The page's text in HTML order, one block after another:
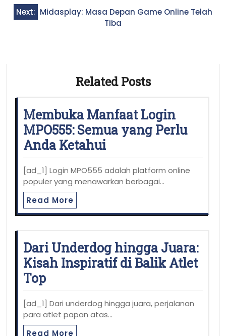
Next: Midasplay: Masa Depan Game Online Telah
Tiba
Related Posts
Membuka Manfaat Login
MPO555: Semua yang Perlu
Anda Ketahui
[ad_1] Login MPO555 adalah platform online
populer yang menawarkan berbagai…
Read More
Dari Underdog hingga Juara:
Kisah Inspiratif di Balik Atlet
Top
[ad_1] Dari underdog hingga juara, perjalanan
para atlet papan atas…
Read More